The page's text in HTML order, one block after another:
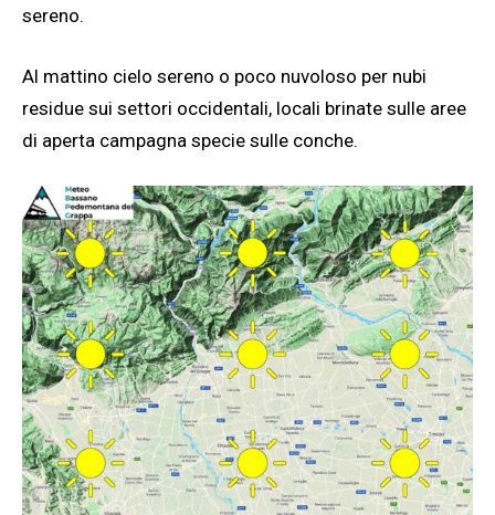
sereno.
Al mattino cielo sereno o poco nuvoloso per nubi
residue sui settori occidentali, locali brinate sulle aree
di aperta campagna specie sulle conche.